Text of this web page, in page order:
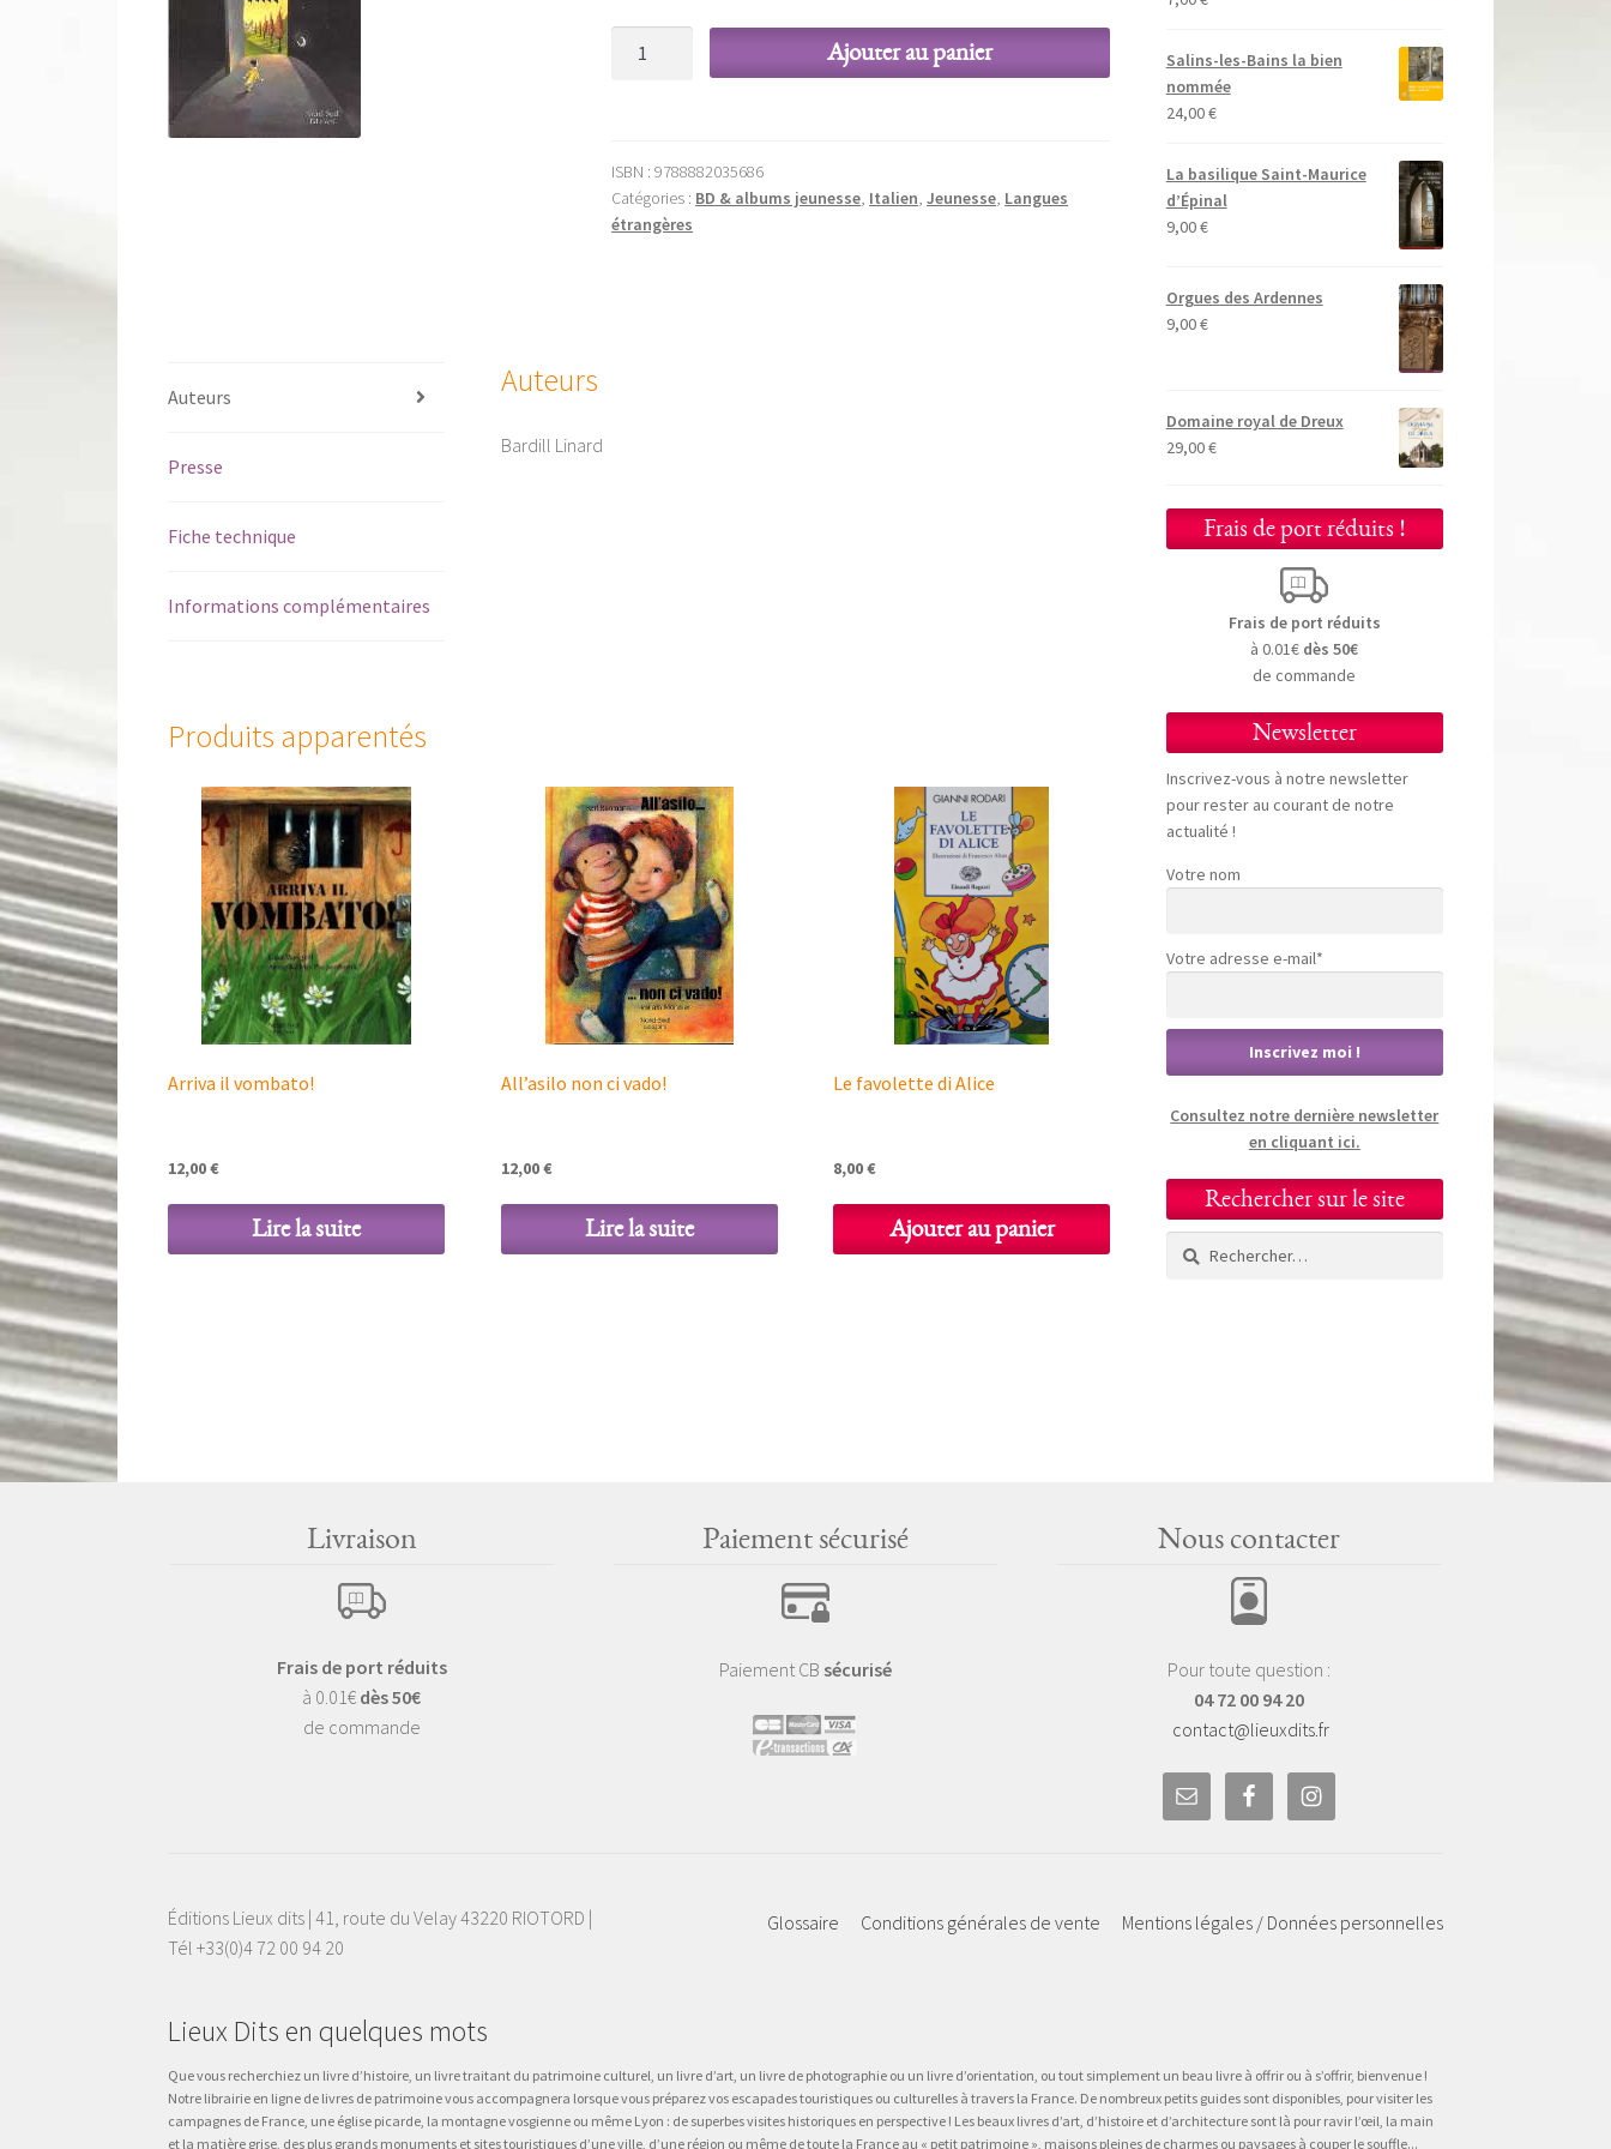
sorgenti
Ajouter au panier
ISBN :9788882035686
Catégories : BD & albums jeunesse, Italien,Jeunesse, Langues
étrangères
Auteurs
Presse
Fiche technique
Informations complémentaires
Auteurs
Bardill Linard
Produits apparentés
Arriva il vombato!
12,00€
Lire la suite
All’asilo non ci vado!
12,00€
Lire la suite
Le favolette di Alice
8,00€
Ajouter au panier
Salins-les-Bains la bien
nommée
24,00€
La basilique Saint-Maurice
d’Épinal
9,00€
Orgues des Ardennes
9,00€
Domaine royal de Dreux
29,00€
Frais de port réduits !
Frais de port réduits
à 0.01€ dès 50€
de commande
Newsletter
Inscrivez-vous à notre newsletter
pour rester au courant de notre
actualité !
Votre nom
Votre adresse e-mail*
Consultez notre dernière newsletter
en cliquant ici.
Rechercher sur le site
Rechercher :
Livraison
Frais de port réduits
à 0.01€ dès 50€
de commande
Paiement sécurisé
Paiement CB sécurisé
Nous contacter
Pour toute question :
04 72 00 94 20
contact@lieuxdits.fr
Glossaire Conditions générales de vente Mentions légales / Données personnelles
Éditions Lieux dits | 41, route du Velay 43220 RIOTORD |
Tél +33(0)4 72 00 94 20
Lieux Dits en quelques mots
Que vous recherchiez un livre d’histoire, un livre traitant du patrimoine culturel, un livre d’art, un livre de photographie ou un livre d’orientation, ou tout simplement un beau livre à offrir ou à s’offrir, bienvenue !
Notre librairie en ligne de livres de patrimoine vous accompagnera lorsque vous préparez vos escapades touristiques ou culturelles à travers la France. De nombreux petits guides sont disponibles, pour visiter les
campagnes de France, une église picarde, la montagne vosgienne ou même Lyon : de superbes visites historiques en perspective ! Les beaux livres d’art, d’histoire et d’architecture sont là pour ravir l’œil, la main
et la matière grise, des plus grands monuments et sites touristiques d’une ville, d’une région ou même de toute la France au « petit patrimoine », maisons pleines de charmes ou paysages à couper le souffle...